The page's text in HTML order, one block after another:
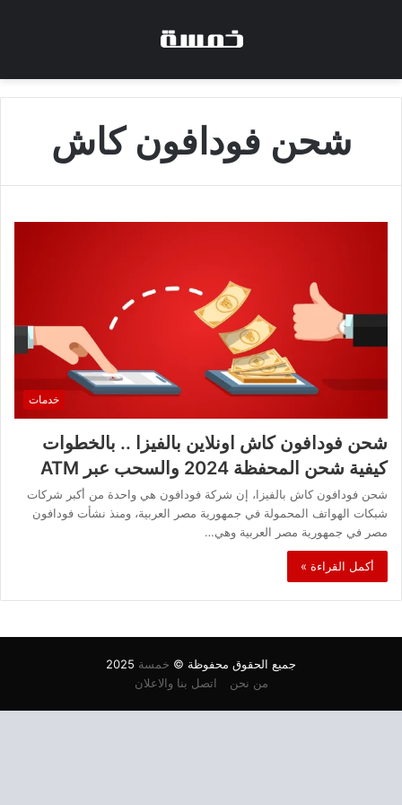
شحن فودافون كاش
خدمات
شحن فودافون كاش اونلاين بالفيزا .. بالخطوات
كيفية شحن المحفظة 2024 والسحب عبر ATM
شحن فودافون كاش بالفيزا، إن شركة فودافون هي واحدة من أكبر شركات
شبكات الهواتف المحمولة في جمهورية مصر العربية، ومنذ نشأت فودافون
مصر في جمهورية مصر العربية وهي…
أكمل القراءة »
جميع الحقوق محفوظة © خمسة
من نحن
اتصل بنا والاعلان